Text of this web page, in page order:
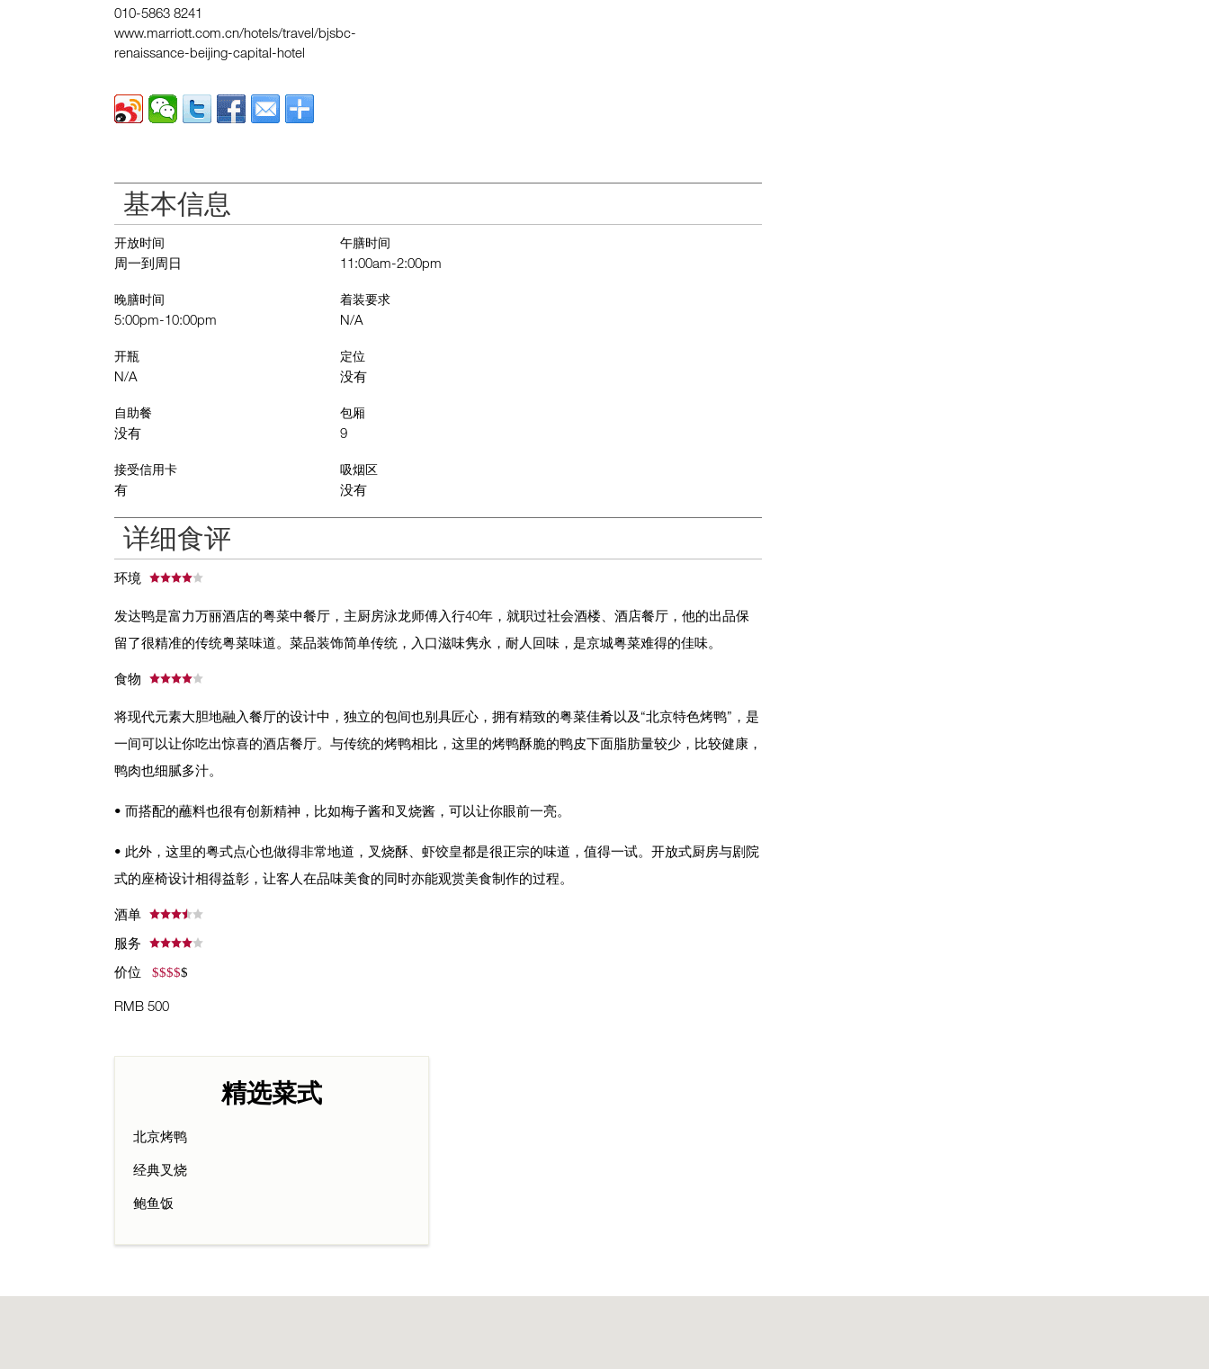
010-5863 8241
www.marriott.com.cn/hotels/travel/bjsbc-
renaissance-beijing-capital-hotel
基本信息
开放时间
周一到周日
午膳时间
11:00am-2:00pm
晚膳时间
5:00pm-10:00pm
着装要求
N/A
开瓶
N/A
定位
没有
自助餐
没有
包厢
9
接受信用卡
有
吸烟区
没有
详细食评
环境
发达鸭是富力万丽酒店的粤菜中餐厅，主厨房泳龙师傅入行40年，就职过社会酒楼、酒店餐厅，他的出品保
留了很精准的传统粤菜味道。菜品装饰简单传统，入口滋味隽永，耐人回味，是京城粤菜难得的佳味。
食物
将现代元素大胆地融入餐厅的设计中，独立的包间也别具匠心， 拥有精致的粤菜佳肴以及“北京特色烤鸭”，是
一间可以让你吃出惊喜的酒店餐厅。与传统的烤鸭相比，这里的烤鸭酥脆的鸭皮下面脂肪量较少，比较健康，
鸭肉也细腻多汁。
• 而搭配的蘸料也很有创新精神，比如梅子酱和叉烧酱，可以让你眼前一亮。
• 此外，这里的粤式点心也做得非常地道，叉烧酥、虾饺皇都是很正宗的味道，值得一试。开放式厨房与剧院
式的座椅设计相得益彰， 让客人在品味美食的同时亦能观赏美食制作的过程。
酒单
服务
价位 $$$$$
RMB 500
精选菜式
北京烤鸭
经典叉烧
鲍鱼饭